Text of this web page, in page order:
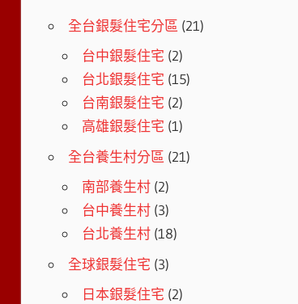
全台銀髮住宅分區 (21)
台中銀髮住宅 (2)
台北銀髮住宅 (15)
台南銀髮住宅 (2)
高雄銀髮住宅 (1)
全台養生村分區 (21)
南部養生村(2)
台中養生村(3)
台北養生村(18)
全球銀髮住宅 (3)
日本銀髮住宅 (2)